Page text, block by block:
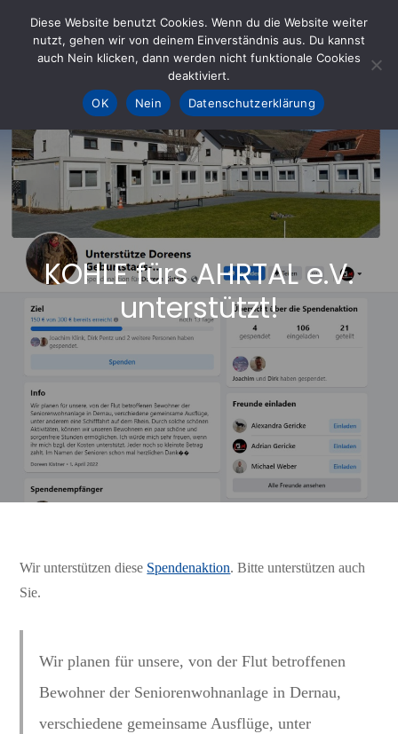
content
KOHLE fürs AHRTAL e.V.
– Helfen hilft
KOHLE fürs AHRTAL e.V.
unterstützt!
Wir unterstützen diese Spendenaktion. Bitte unterstützen auch
Sie.
Wir planen für unsere, von der Flut betroffenen
Bewohner der Seniorenwohnanlage in Dernau,
verschiedene gemeinsame Ausflüge, unter
Diese Website benutzt Cookies. Wenn du die Website weiter
nutzt, gehen wir von deinem Einverständnis aus. Du kannst
auch Nein klicken, dann werden nicht funktionale Cookies
deaktiviert.
OK
Nein Datenschutzerklärung